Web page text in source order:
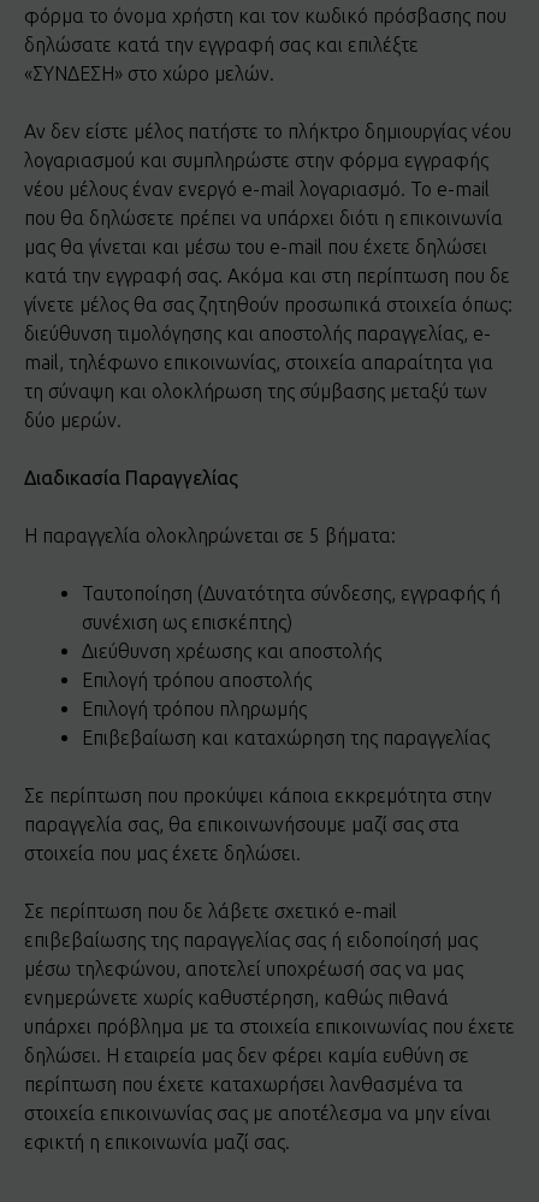
φόρμα το όνομα χρήστη και τον κωδικό πρόσβασης που
δηλώσατε κατά την εγγραφή σας και επιλέξτε
«ΣΥΝΔΕΣΗ» στο χώρο μελών.
Αν δεν είστε μέλος πατήστε το πλήκτρο δημιουργίας νέου
λογαριασμού και συμπληρώστε στην φόρμα εγγραφής
νέου μέλους έναν ενεργό e-mail λογαριασμό. Το e-mail
που θα δηλώσετε πρέπει να υπάρχει διότι η επικοινωνία
μας θα γίνεται και μέσω του e-mail που έχετε δηλώσει
κατά την εγγραφή σας. Ακόμα και στη περίπτωση που δε
γίνετε μέλος θα σας ζητηθούν προσωπικά στοιχεία όπως:
διεύθυνση τιμολόγησης και αποστολής παραγγελίας, e-
mail, τηλέφωνο επικοινωνίας, στοιχεία απαραίτητα για
τη σύναψη και ολοκλήρωση της σύμβασης μεταξύ των
δύο μερών.
Διαδικασία Παραγγελίας
Η παραγγελία ολοκληρώνεται σε 5 βήματα:
Ταυτοποίηση (Δυνατότητα σύνδεσης, εγγραφής ή
συνέχιση ως επισκέπτης)
Διεύθυνση χρέωσης και αποστολής
Επιλογή τρόπου αποστολής
Επιλογή τρόπου πληρωμής
Επιβεβαίωση και καταχώρηση της παραγγελίας
Σε περίπτωση που προκύψει κάποια εκκρεμότητα στην
παραγγελία σας, θα επικοινωνήσουμε μαζί σας στα
στοιχεία που μας έχετε δηλώσει.
Σε περίπτωση που δε λάβετε σχετικό e-mail
επιβεβαίωσης της παραγγελίας σας ή ειδοποίησή μας
μέσω τηλεφώνου, αποτελεί υποχρέωσή σας να μας
ενημερώνετε χωρίς καθυστέρηση, καθώς πιθανά
υπάρχει πρόβλημα με τα στοιχεία επικοινωνίας που έχετε
δηλώσει. Η εταιρεία μας δεν φέρει καμία ευθύνη σε
περίπτωση που έχετε καταχωρήσει λανθασμένα τα
στοιχεία επικοινωνίας σας με αποτέλεσμα να μην είναι
εφικτή η επικοινωνία μαζί σας.